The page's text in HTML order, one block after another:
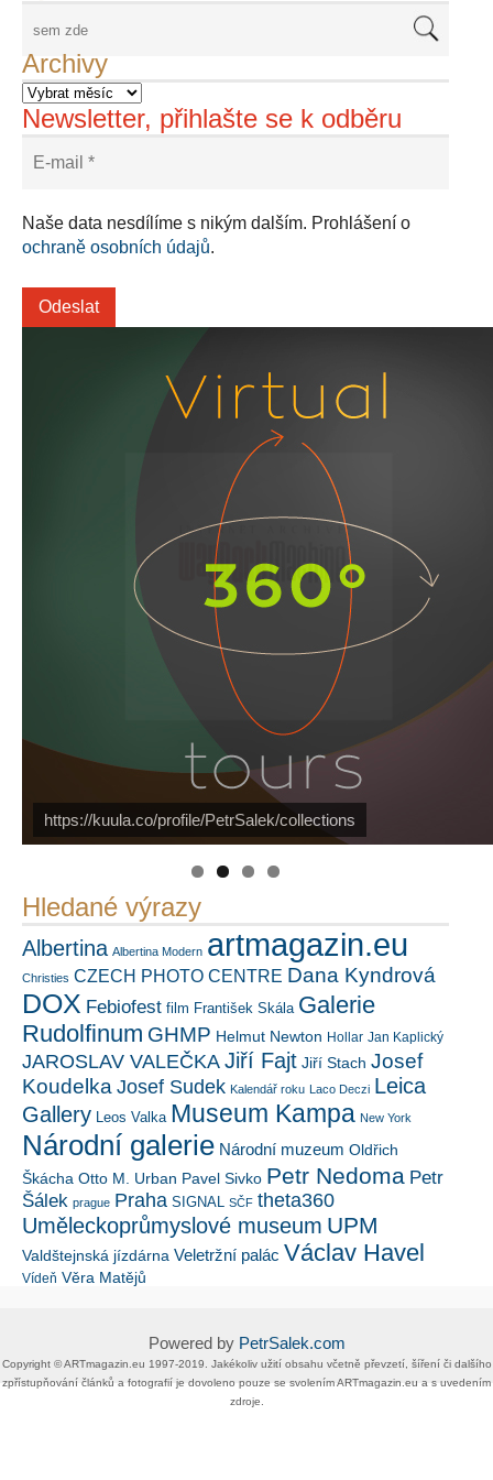
Archivy
Newsletter, přihlašte se k odběru
Naše data nesdílíme s nikým dalším. Prohlášení o
ochraně osobních údajů.
https://kuula.co/profile/PetrSalek/collections
Náš mediální partnerFotoVideo.cz
PetrSalek.com
Hledané výrazy
Albertina Albertina Modern artmagazin.eu
Christies CZECH PHOTO CENTRE Dana Kyndrová
DOX Febiofest film František Skála Galerie
Rudolfinum GHMP Helmut Newton Hollar Jan Kaplický
JAROSLAV VALEČKA Jiří Fajt Jiří Stach Josef
Koudelka Josef Sudek Kalendář roku Laco Deczi Leica
Gallery
Leos Valka Museum Kampa New York
Národní galerie Národní muzeum Oldřich
Škácha Otto M. Urban Pavel Sivko Petr Nedoma Petr
Šálek prague Praha SIGNAL SČF theta360
Uměleckoprůmyslové museum UPM
Valdštejnská jízdárna Veletržní palác Václav Havel
Vídeň Věra Matějů
Powered by PetrSalek.com
Copyright ©​ ​​ARTmagazin.eu ​1997-2019​.​ Jakékoliv užití obsahu včetně převzetí, šíření či dalšího
zpřístupňování článků a fotografií je dovoleno pouze se svolením ​ARTmagazin.eu​ ​a s uvedením
zdroje.